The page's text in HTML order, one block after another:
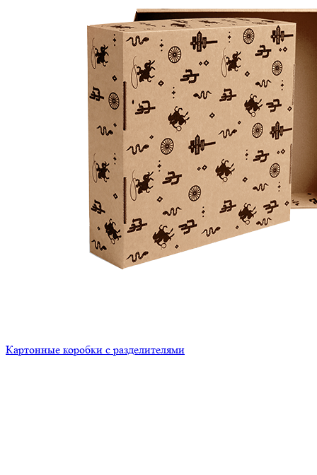
Картонные коробки с разделителями